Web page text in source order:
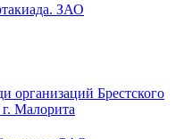
ЗАО
организаций Брестского
Малорита